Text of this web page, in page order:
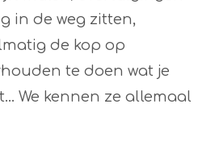
in de weg zitten,
de kop op
te doen wat je
We kennen ze allemaal